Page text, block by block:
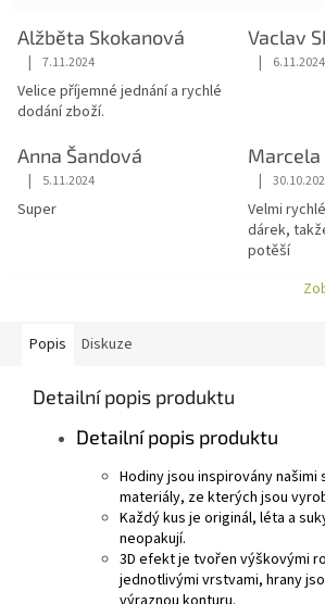
Alžběta Skokanová
Hodnocení obchodu je 5 z 5 hvězdiček.
| 7.11.2024
Velice příjemné jednání a rychlé
dodání zboží.
Vaclav
| 6.11.2024
Anna Šandová
Hodnocení obchodu je 5 z 5 hvězdiček.
| 5.11.2024
Super
Marcela
|
Velmi
dárek,
potěší
Popis Diskuze
Detailní popis produktu
Detailní popis produktu
Hodiny jsou inspirovány
materiály, ze kterých jsou
Každý kus je originál, léta a
neopakují.
3D efekt je tvořen výškovými
jednotlivými vrstvami, hrany